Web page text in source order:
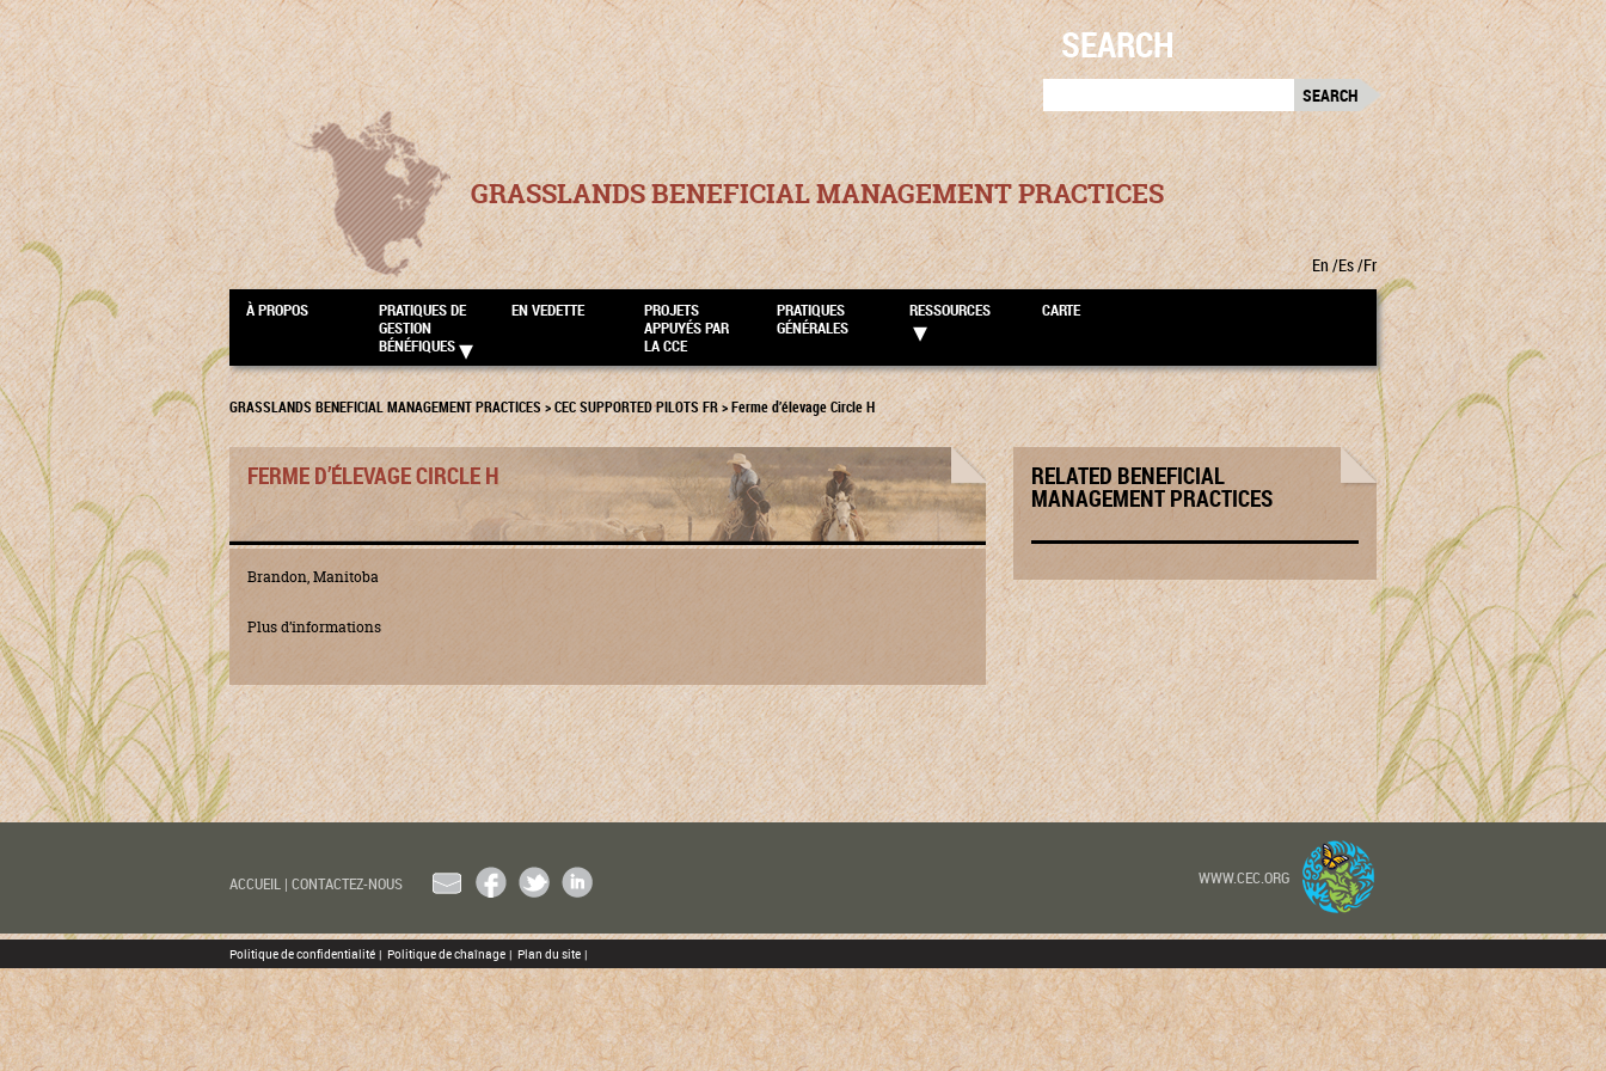
SEARCH
SEARCH
FOR:
GRASSLANDS BENEFICIAL MANAGEMENT PRACTICES
En Es Fr
À PROPOS
PRATIQUES DE
GESTION
BÉNÉFIQUES
EN VEDETTE
PROJETS
APPUYÉS PAR
LA CCE
PRATIQUES
GÉNÉRALES
RESSOURCES CARTE
GRASSLANDS BENEFICIAL MANAGEMENT PRACTICES>CEC SUPPORTED PILOTS FR>Ferme d’élevage Circle H
FERME D’ÉLEVAGE CIRCLE H
Brandon, Manitoba
Plus d’informations
RELATED BENEFICIAL
MANAGEMENT PRACTICES
ACCUEIL | CONTACTEZ-NOUS
WWW.CEC.ORG
Politique de confidentialité | Politique de chaînage | Plan du site |